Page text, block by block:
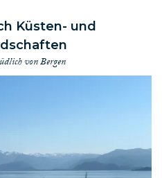
Küsten- und
von Bergen